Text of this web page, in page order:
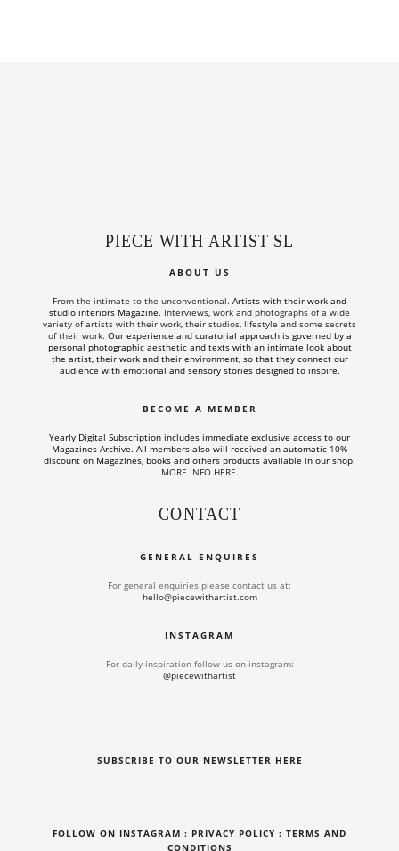
PIECE WITH ARTIST SL
ABOUT US
From the intimate to the unconventional. Artists with their work and
studio interiors Magazine. Interviews, work and photographs of a wide
variety of artists with their work, their studios, lifestyle and some secrets
of their work. Our experience and curatorial approach is governed by a
personal photographic aesthetic and texts with an intimate look about
the artist, their work and their environment, so that they connect our
audience with emotional and sensory stories designed to inspire.
BECOME A MEMBER
Yearly Digital Subscription includes immediate exclusive access to our
Magazines Archive. All members also will received an automatic 10%
discount on Magazines, books and others products available in our shop.
MORE INFO HERE.
CONTACT
GENERAL ENQUIRES
For general enquiries please contact us at:
hello@piecewithartist.com
INSTAGRAM
For daily inspiration follow us on instagram:
@piecewithartist
SUBSCRIBE TO OUR NEWSLETTER HERE
FOLLOW ON INSTAGRAM : PRIVACY POLICY : TERMS AND
CONDITIONS